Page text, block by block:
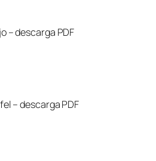
– descarga PDF
– descarga PDF